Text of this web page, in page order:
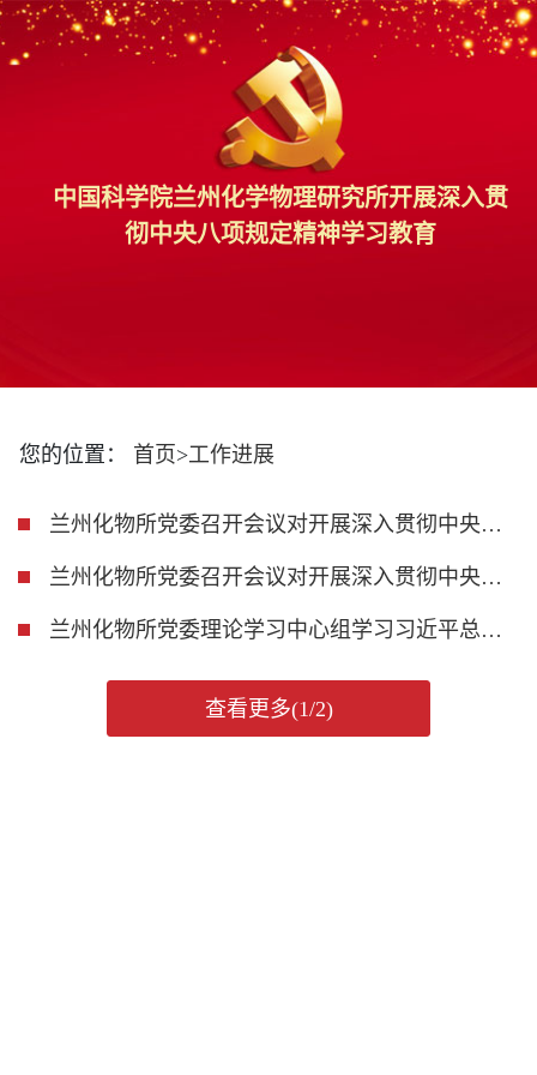
中国科学院兰州化学物理研究所开展深入贯
彻中央八项规定精神学习教育
您的位置： 首页>工作进展
兰州化物所党委召开会议对开展深入贯彻中央八项规定精神学习教育进行动员部署
兰州化物所党委召开会议对开展深入贯彻中央八项规定精神学习教育进行动员部署
兰州化物所党委理论学习中心组学习习近平总书记重要讲话和全国两会精神
查看更多(1/2)